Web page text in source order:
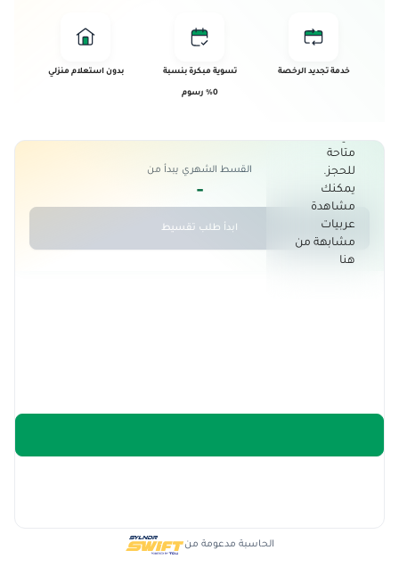
خدمة تجديد الرخصة تسوية مبكرة بنسبة
0% رسوم
بدون استعلام منزلي
القسط الشهري يبدأ من
-
ابدأ طلب تقسيط
تم بيع
العربية!
متاحة
للحجز.
يمكنك
مشاهدة
عربيات
مشابهة من
هنا
الحاسبة مدعومة من